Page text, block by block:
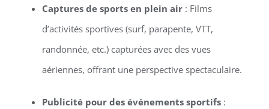
Captures de sports en plein air: Films
d’activités sportives (surf, parapente, VTT,
randonnée, etc.) capturées avec des vues
aériennes, offrant une perspective spectaculaire.
Publicité pour des événements sportifs: